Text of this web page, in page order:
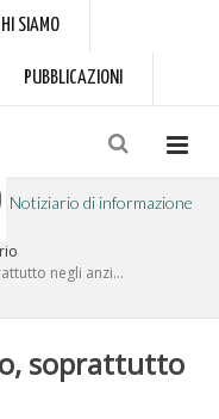
SIAMO
PUBBLICAZIONI
Notiziario di informazione
negli anzi...
soprattutto